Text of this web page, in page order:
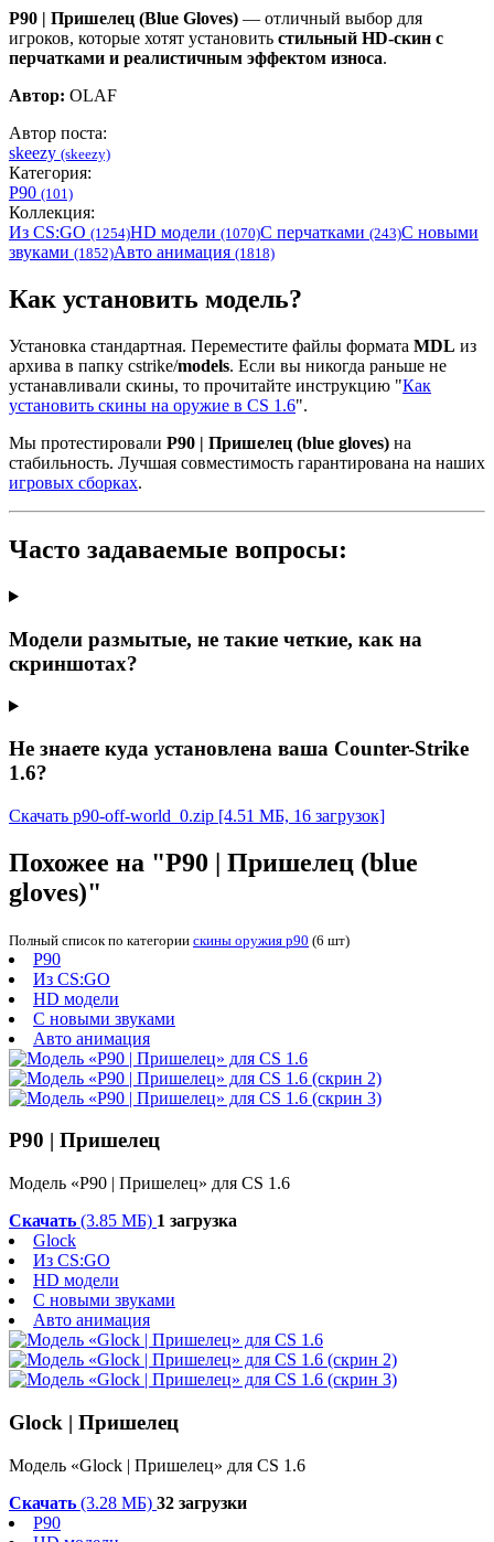
P90 | Пришелец (Blue Gloves) — отличный выбор для
игроков, которые хотят установить стильный HD-скин с
перчатками и реалистичным эффектом износа.
Автор: OLAF
Автор поста:
skeezy (skeezy)
Категория:
P90 (101)
Коллекция:
Из CS:GO (1254)HD модели (1070)С перчатками (243)С новыми
звуками (1852)Авто анимация (1818)
Как установить модель?
Установка стандартная. Переместите файлы формата MDL из
архива в папку cstrike/models. Если вы никогда раньше не
устанавливали скины, то прочитайте инструкцию "Как
установить скины на оружие в CS 1.6".
Мы протестировали P90 | Пришелец (blue gloves) на
стабильность. Лучшая совместимость гарантирована на наших
игровых сборках.
Часто задаваемые вопросы:
Модели размытые, не такие четкие, как на
скриншотах?
Не знаете куда установлена ваша Counter-Strike
1.6?
Скачать p90-off-world_0.zip [4.51 МБ, 16 загрузок]
Похожее на "P90 | Пришелец (blue
gloves)"
Полный список по категории скины оружия p90 (6 шт)
P90
Из CS:GO
HD модели
С новыми звуками
Авто анимация
P90 | Пришелец
Модель «P90 | Пришелец» для CS 1.6
Скачать (3.85 МБ) 1 загрузка
Glock
Из CS:GO
HD модели
С новыми звуками
Авто анимация
Glock | Пришелец
Модель «Glock | Пришелец» для CS 1.6
Скачать (3.28 МБ) 32 загрузки
P90